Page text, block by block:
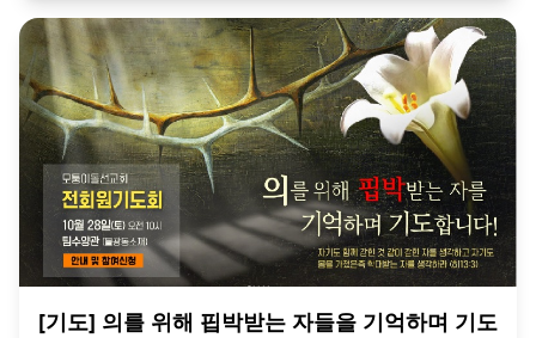
[기도] 의를 위해 핍박받는 자들을 기억하며 기도